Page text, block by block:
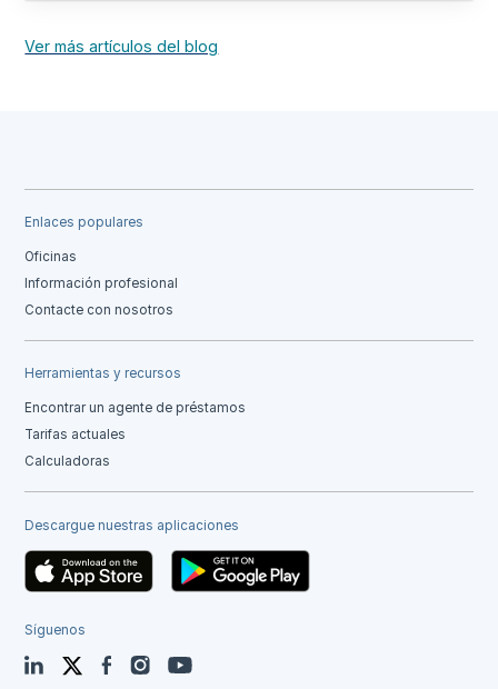
Ver más artículos del blog
Enlaces populares
Oficinas
Información profesional
Contacte con nosotros
Herramientas y recursos
Encontrar un agente de préstamos
Tarifas actuales
Calculadoras
Descargue nuestras aplicaciones
Síguenos
LinkedIn TwitterFacebookInstagramYouTube